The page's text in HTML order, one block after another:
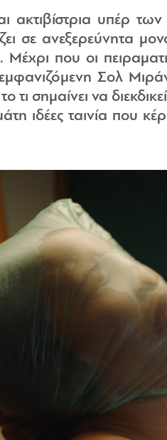
ακτιβίστρια υπέρ
σε ανεξερεύνητα
Μέχρι που οι
Σολ
σημαίνει να
ιδέες ταινία που